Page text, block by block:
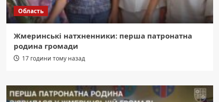
Область
Жмеринські натхненники: перша патронатна
родина громади
17 години тому назад